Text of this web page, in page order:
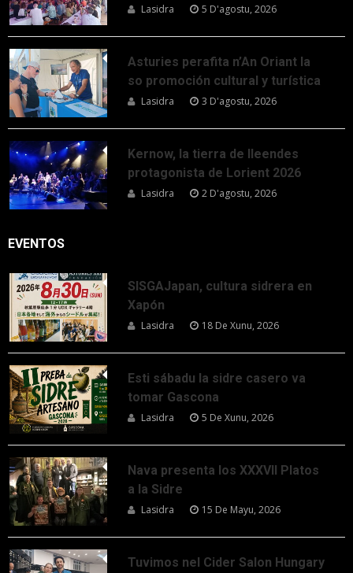
Lasidra 5 D'agostu, 2026
Asturies perafita n’An Oriant la
so promoción cultural y turística
Lasidra 3 D'agostu, 2026
Kernow, la tierra de lleendes
protagonista de Lorient 2026
Lasidra 2 D'agostu, 2026
EVENTOS
SISGAJapan, cultura sidrera en
Xapón
Lasidra 18 De Xunu, 2026
Esti sábadu la sidre casero va
tomar Gascona
Lasidra 5 De Xunu, 2026
Nava presenta los XXXVII Platos
a la Sidre
Lasidra 15 De Mayu, 2026
Tuvimos nel Cider Salon Hungary